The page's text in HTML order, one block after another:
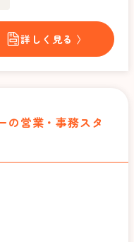
詳しく見る 〉
の営業・事務スタ